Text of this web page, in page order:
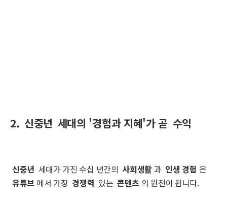
2. 신중년 세대의 '경험과 지혜'가 곧 수익
신중년 세대가 가진 수십 년간의 사회생활과 인생 경험 은
유튜브 에서 가장 경쟁력 있는 콘텐츠 의 원천이 됩니다.